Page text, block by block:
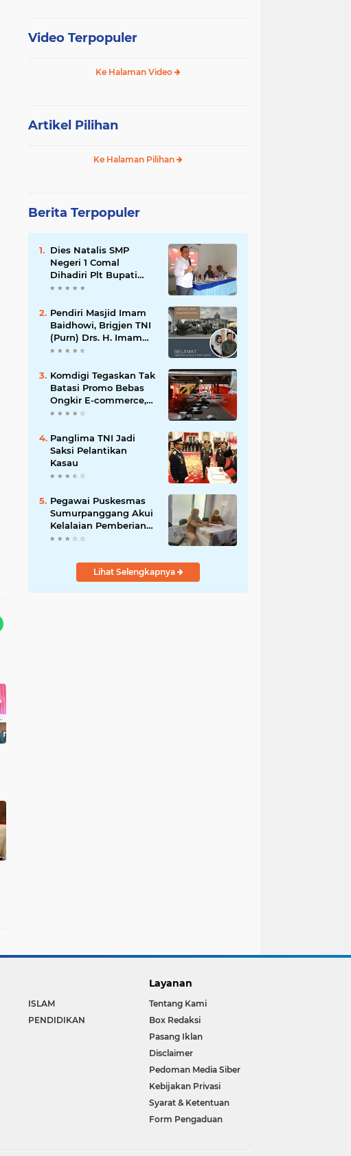
Video Terpopuler
Ke Halaman Video
Artikel Pilihan
Ke Halaman Pilihan
Berita Terpopuler
Dies Natalis SMP
Negeri 1 Comal
Dihadiri Plt Bupati
Pemalang Nurkholis
Pendiri Masjid Imam
Baidhowi, Brigjen TNI
(Purn) Drs. H. Imam
Baidhowi, M.M., C. Fr.A
Selamat Idul Fitri 1445
H
Komdigi Tegaskan Tak
Batasi Promo Bebas
Ongkir E-commerce,
tapi Perusahaan Kurir
Panglima TNI Jadi
Saksi Pelantikan
Kasau
Pegawai Puskesmas
Sumurpanggang Akui
Kelalaian Pemberian
Obat
Lihat Selengkapnya
ISLAM
PENDIDIKAN
Layanan
Tentang Kami
Box Redaksi
Pasang Iklan
Disclaimer
Pedoman Media Siber
Kebijakan Privasi
Syarat & Ketentuan
Form Pengaduan